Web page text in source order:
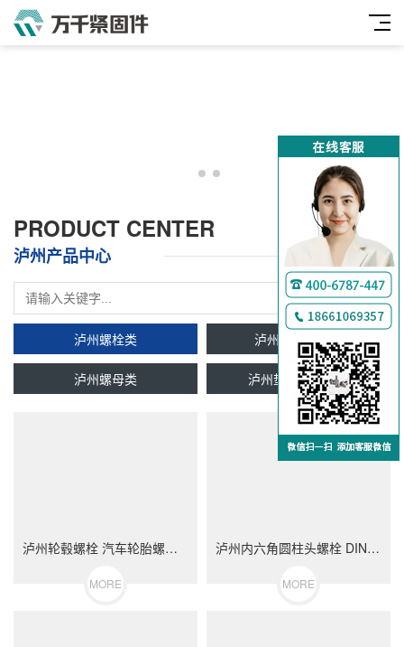
PRODUCT CENTER
泸州产品中心
泸州螺栓类 泸州双头牙条类
泸州螺母类 泸州垫圈及挡圈类
泸州轮毂螺栓 汽车轮胎螺丝 不锈钢（304/316）碳钢 合金钢
MORE
泸州内六角圆柱头螺栓 DIN912 不锈钢（304/316）碳钢 合金钢
MORE